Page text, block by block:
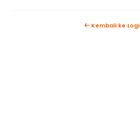
Kembali ke